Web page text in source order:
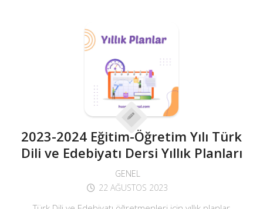
2023-2024 Eğitim-Öğretim Yılı Türk
Dili ve Edebiyatı Dersi Yıllık Planları
GENEL
22 AĞUSTOS 2023